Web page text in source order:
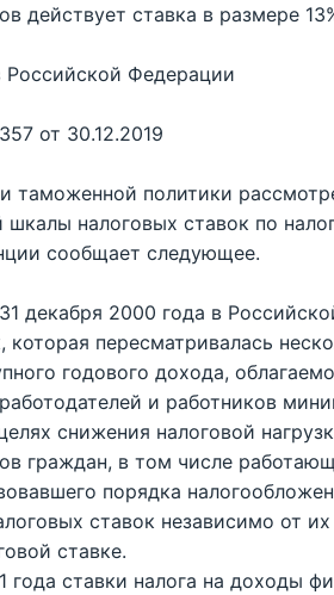
действует ставка в размере
Федерации
от 30.12.2019
таможенной политики
шкалы налоговых ставок по
сообщает следующее.
декабря 2000 года в
которая пересматривалась
годового дохода,
и работников
снижения налоговой
граждан, в том числе
порядка
ставок независимо от
ставке.
года ставки налога на доходы